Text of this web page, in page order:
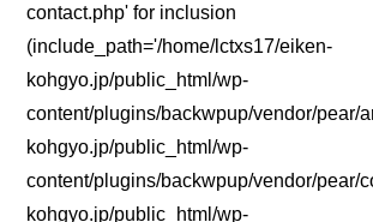
contact.php' for inclusion
(include_path='/home/lctxs17/eiken-
kohgyo.jp/public_html/wp-
content/plugins/backwpup/vendor/pear/
kohgyo.jp/public_html/wp-
content/plugins/backwpup/vendor/pear/
kohgyo.jp/public_html/wp-